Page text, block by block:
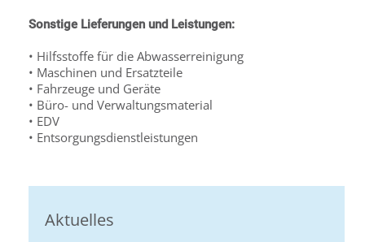
Sonstige Lieferungen und Leistungen:
• Hilfsstoffe für die Abwasserreinigung
• Maschinen und Ersatzteile
• Fahrzeuge und Geräte
• Büro- und Verwaltungsmaterial
• EDV
• Entsorgungsdienstleistungen
Aktuelles